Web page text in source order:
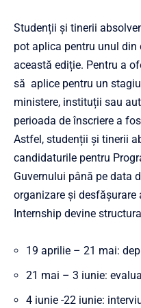
Studenții și tinerii
pot aplica pentru unul din
această ediție. Pentru a
să aplice pentru un
ministere, instituții sau
perioada de înscriere a
Astfel, studenții și tinerii
candidaturile pentru
Guvernului până pe data
organizare şi
Internship devine
19 aprilie – 21 mai:
21 mai – 3 iunie:
4 iunie -22 iunie: